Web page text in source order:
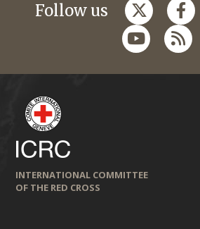
Follow us
INTERNATIONAL COMMITTEE
OF THE RED CROSS